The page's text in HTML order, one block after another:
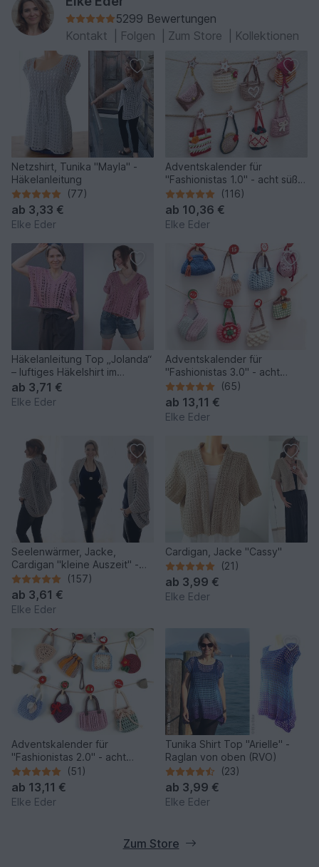
5299 Bewertungen
Kontakt
Folgen Zum Store Kollektionen
Netzshirt, Tunika "Mayla" -
Häkelanleitung
(77)
ab 3,33 €
Elke Eder
Adventskalender für
"Fashionistas 1.0" - acht süße
Modelle
(116)
ab 10,36 €
Elke Eder
Häkelanleitung Top „Jolanda“
– luftiges Häkelshirt im
Mustermix
ab 3,71 €
Elke Eder
Adventskalender für
"Fashionistas 3.0" - acht
traumhafte Modelle
(65)
ab 13,11 €
Elke Eder
Seelenwärmer, Jacke,
Cardigan "kleine Auszeit" -
Häkelanleitung(157)
ab 3,61 €
Elke Eder
Cardigan, Jacke "Cassy"
(21)
ab 3,99 €
Elke Eder
Adventskalender für
"Fashionistas 2.0" - acht
zauberhafte Modelle
(51)
ab 13,11 €
Elke Eder
Tunika Shirt Top "Arielle" -
Raglan von oben (RVO)
(23)
ab 3,99 €
Elke Eder
Zum Store